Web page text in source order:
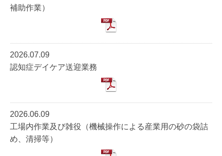
補助作業）
2026.07.09
認知症デイケア送迎業務
2026.06.09
工場内作業及び雑役（機械操作による産業用の砂の袋詰
め、清掃等）